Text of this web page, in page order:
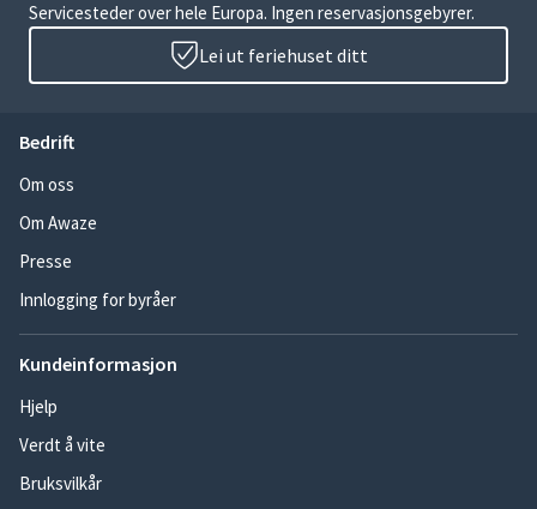
Servicesteder over hele Europa. Ingen reservasjonsgebyrer.
Lei ut feriehuset ditt
Bedrift
Om oss
Om Awaze
Presse
Innlogging for byråer
Kundeinformasjon
Hjelp
Verdt å vite
Bruksvilkår